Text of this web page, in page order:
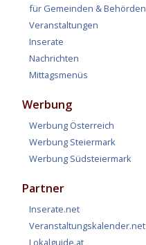
für Gemeinden & Behörden
Veranstaltungen
Inserate
Nachrichten
Mittagsmenüs
Werbung
Werbung Österreich
Werbung Steiermark
Werbung Südsteiermark
Partner
Inserate.net
Veranstaltungskalender.net
Lokalguide.at